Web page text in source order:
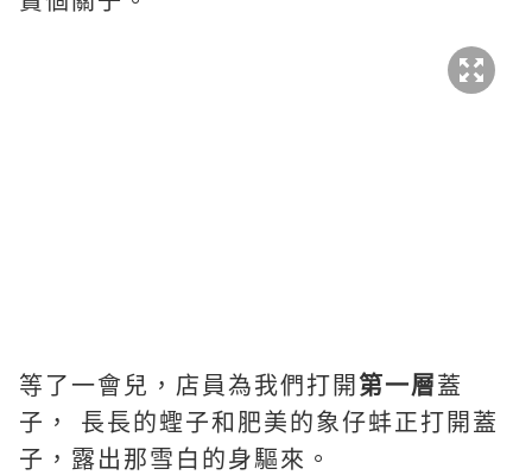
等了一會兒，店員為我們打開 第一層蓋
子， 長長的蟶子和肥美的象仔蚌正打開蓋
子，露出那雪白的身驅來。